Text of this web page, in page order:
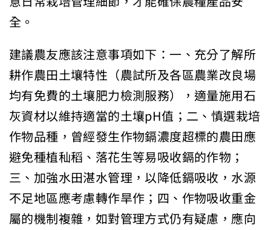
全。
建議農友應該注意事項如下：一、充分了解所
耕作農田土壤特性（農試所及各區農業改良場
均有免費的土壤肥力檢測服務），適量施用石
灰資材以維持適當的土壤pH值；二、慎選栽培
作物品種，曾經發生作物鎘濃度超標的農田應
避免種植秈稻、落花生等易吸收鎘的作物；
三、加強水田湛水管理，以降低鎘吸收，水源
不足地區應考慮轉作旱作；四、作物吸收重金
屬的機制複雜，如對管理方式仍有疑慮，應向